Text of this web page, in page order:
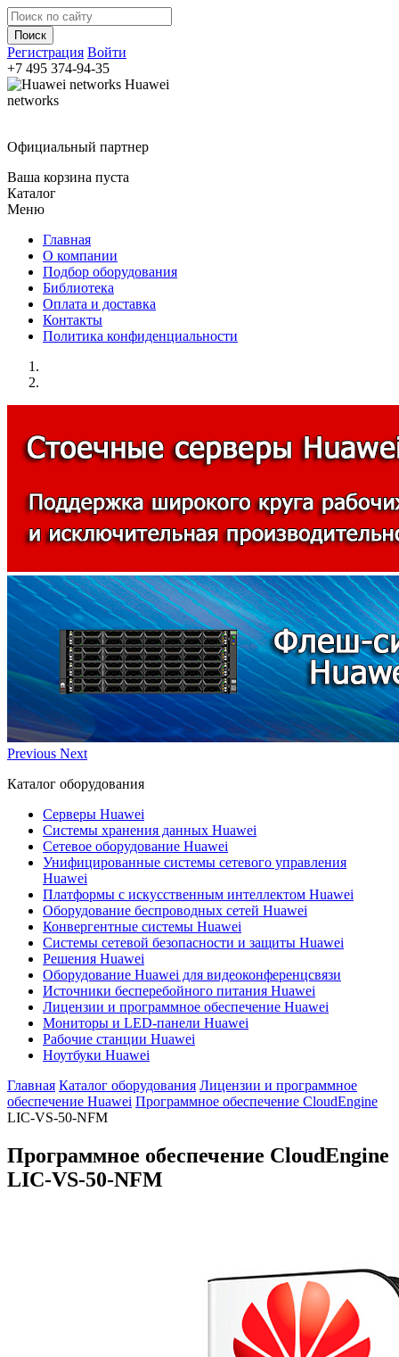
Регистрация Войти
+7 495 374-94-35
Huawei
networks
Официальный партнер
Ваша корзина пуста
Каталог
Меню
Главная
О компании
Подбор оборудования
Библиотека
Оплата и доставка
Контакты
Политика конфиденциальности
Previous Next
Каталог оборудования
Серверы Huawei
Системы хранения данных Huawei
Сетевое оборудование Huawei
Унифицированные системы сетевого управления
Huawei
Платформы с искусственным интеллектом Huawei
Оборудование беспроводных сетей Huawei
Конвергентные системы Huawei
Системы сетевой безопасности и защиты Huawei
Решения Huawei
Оборудование Huawei для видеоконференцсвязи
Источники бесперебойного питания Huawei
Лицензии и программное обеспечение Huawei
Мониторы и LED-панели Huawei
Рабочие станции Huawei
Ноутбуки Huawei
Главная Каталог оборудования Лицензии и программное
обеспечение Huawei Программное обеспечение CloudEngine
LIC-VS-50-NFM
Программное обеспечение CloudEngine
LIC-VS-50-NFM